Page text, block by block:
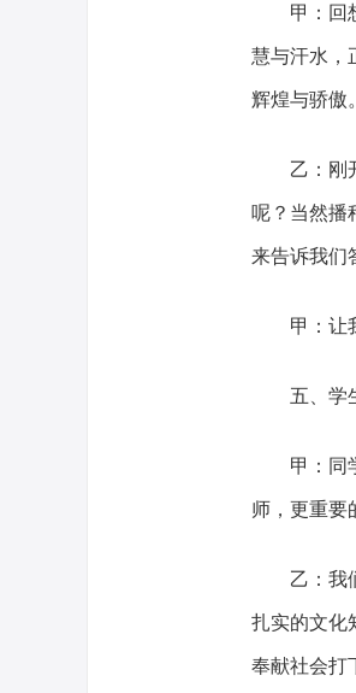
甲：回
慧与汗水，
辉煌与骄傲。
乙：刚
呢？当然播
来告诉我们
甲：让
五、学
甲：同
师，更重要
乙：我
扎实的文化
奉献社会打